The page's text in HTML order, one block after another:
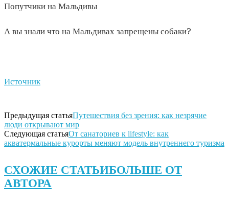
Попутчики на Мальдивы
А вы знали что на Мальдивах запрещены собаки?
Источник
Предыдущая статьяПутешествия без зрения: как незрячие
люди открывают мир
Следующая статьяОт санаториев к lifestyle: как
акватермальные курорты меняют модель внутреннего туризма
СХОЖИЕ СТАТЬИБОЛЬШЕ ОТ
АВТОРА